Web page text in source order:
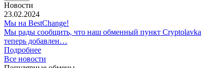
Новости
23.02.2024
Мы на BestChange!
Мы рады сообщить, что наш обменный пункт Cryptolavka
теперь добавлен…
Подробнее
Все новости